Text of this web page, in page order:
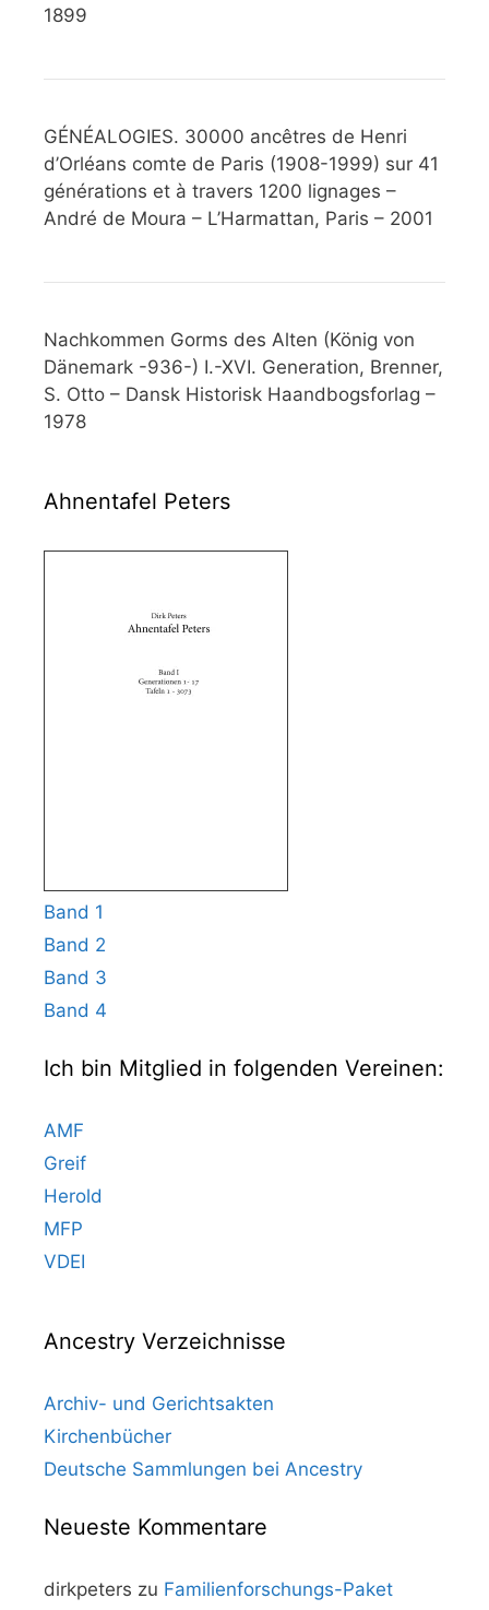
1899
GÉNÉALOGIES. 30000 ancêtres de Henri
d’Orléans comte de Paris (1908-1999) sur 41
générations et à travers 1200 lignages –
André de Moura – L’Harmattan, Paris – 2001
Nachkommen Gorms des Alten (König von
Dänemark -936-) I.-XVI. Generation, Brenner,
S. Otto – Dansk Historisk Haandbogsforlag –
1978
Ahnentafel Peters
Band 1
Band 2
Band 3
Band 4
Ich bin Mitglied in folgenden Vereinen:
AMF
Greif
Herold
MFP
VDEI
Ancestry Verzeichnisse
Archiv- und Gerichtsakten
Kirchenbücher
Deutsche Sammlungen bei Ancestry
Neueste Kommentare
dirkpeters zu Familienforschungs-Paket